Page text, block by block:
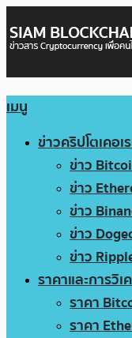
เมนู
ข่าวคริปโตเคอเ
ข่าว
ข่าว
ข่าว
ข่าว
ข่าว
ราคาและการวิเ
ราคา
ราคา